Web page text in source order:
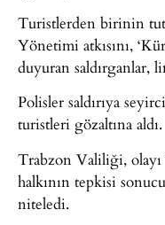
Turistlerden birinin
Yönetimi atkısını,
duyuran saldırganlar,
Polisler saldırıya
turistleri gözaltına aldı.
Trabzon Valiliği, olayı
halkının tepkisi
niteledi.